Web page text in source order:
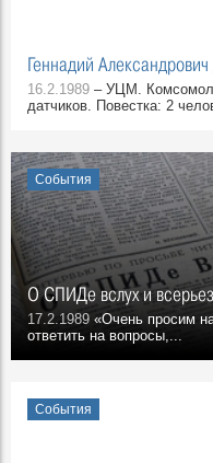
Геннадий
16.2.1989 – УЦМ.
датчиков. Повестка: 2
События
О СПИДе вслух и всерьез
17.2.1989 «Очень просим
ответить на вопросы,...
События